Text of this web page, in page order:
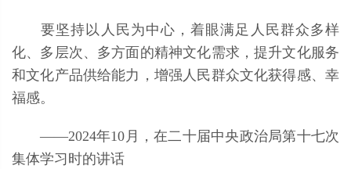
要坚持以人民为中心，着眼满足人民群众多样
化、多层次、多方面的精神文化需求，提升文化服务
和文化产品供给能力，增强人民群众文化获得感、幸
福感。
——2024年10月，在二十届中央政治局第十七次
集体学习时的讲话